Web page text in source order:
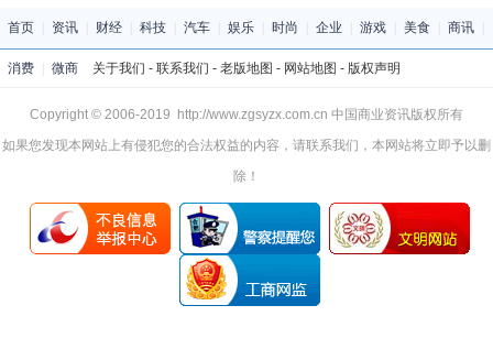
首页 资讯 财经 科技 汽车 娱乐 时尚 企业 游戏 美食 商讯
消费 微商 关于我们 - 联系我们 - 老版地图 - 网站地图 - 版权声明
Copyright © 2006-2019 http://www.zgsyzx.com.cn 中国商业资讯版权所有
如果您发现本网站上有侵犯您的合法权益的内容，请联系我们，本网站将立即予以删
除！